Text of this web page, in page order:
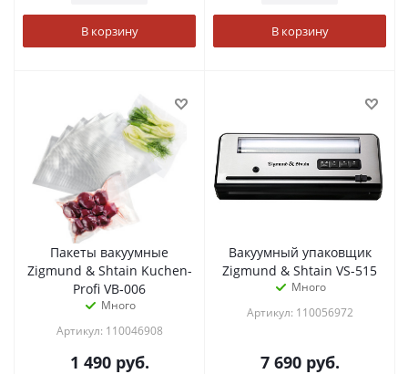
В корзину В корзину
Пакеты вакуумные
Zigmund & Shtain Kuchen-
Profi VB‑006
Много
Артикул: 110046908
1 490руб.
Вакуумный упаковщик
Zigmund & Shtain VS-515
Много
Артикул: 110056972
7 690руб.